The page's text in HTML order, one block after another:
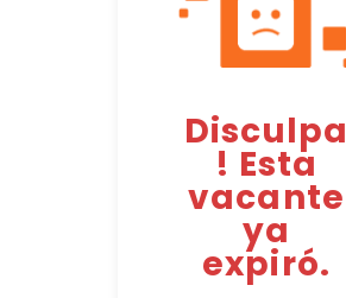
Disculpa
! Esta
vacante
ya
expiró.